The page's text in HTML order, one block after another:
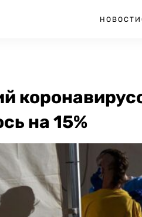
НОВОСТИ
на 15%